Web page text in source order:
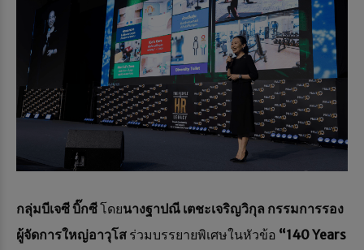
กลุ่มบีเจซี บิ๊กซีโดยนางฐาปณี เตชะเจริญวิกุล กรรมการรอง
ผู้จัดการใหญ่อาวุโส ร่วมบรรยายพิเศษในหัวข้อ “140Years